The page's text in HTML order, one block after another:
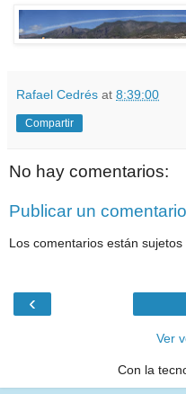
Rafael Cedrés at 8:39:00
Compartir
No hay comentarios:
Publicar un comentario
Los comentarios están
‹
Ver
Con la